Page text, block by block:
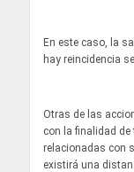
En este caso, la
hay reincidencia
Otras de las
con la finalidad
relacionadas con
existirá una